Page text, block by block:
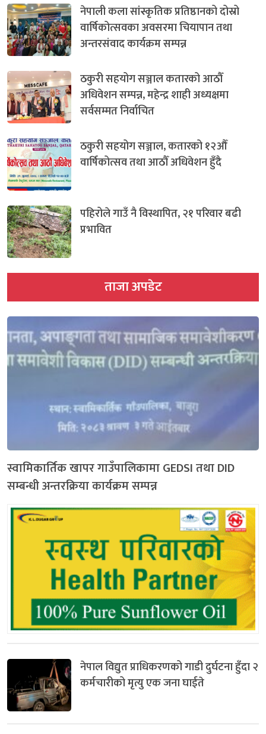
नेपाली कला सांस्कृतिक प्रतिष्ठानको दोस्रो
वार्षिकोत्सवका अवसरमा चियापान तथा
अन्तरसंवाद कार्यक्रम सम्पन्न
ठकुरी सहयोग सञ्जाल कतारको आठौँ
अधिवेशन सम्पन्न, महेन्द्र शाही अध्यक्षमा
सर्वसम्मत निर्वाचित
ठकुरी सहयोग सञ्जाल, कतारको १२औँ
वार्षिकोत्सव तथा आठौँ अधिवेशन हुँदै
पहिरोले गाउँ नै विस्थापित, २१ परिवार बढी
प्रभावित
ताजा अपडेट
स्वामिकार्तिक खापर गाउँपालिकामा GEDSI तथा DID
सम्बन्धी अन्तरक्रिया कार्यक्रम सम्पन्न
नेपाल विद्युत प्राधिकरणको गाडी दुर्घटना हुँदा २
कर्मचारीको मृत्यु एक जना घाईते